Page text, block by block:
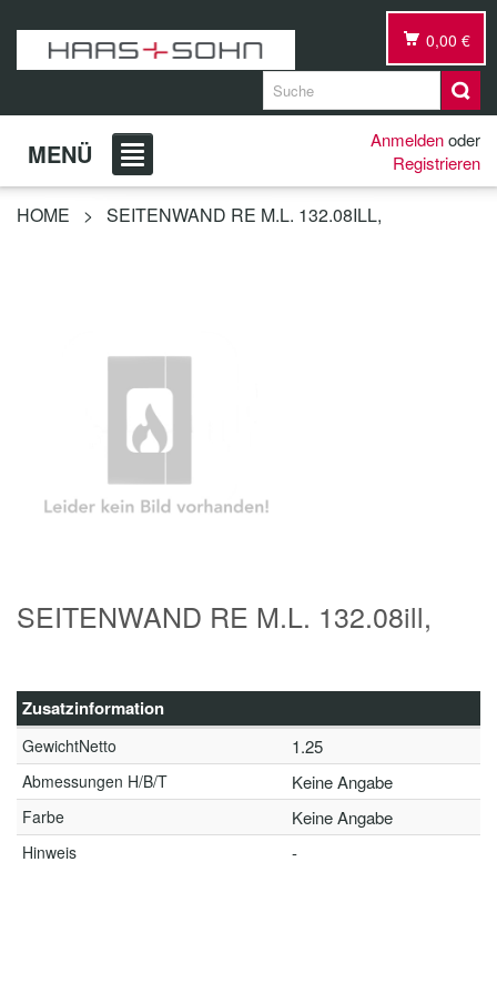
0,00 €
MENÜ Anmeldenoder
Registrieren
HOME > SEITENWAND RE M.L. 132.08ILL,
SEITENWAND RE M.L. 132.08ill,
Zusatzinformation
GewichtNetto 1.25
Abmessungen H/B/T Keine Angabe
Farbe Keine Angabe
Hinweis -